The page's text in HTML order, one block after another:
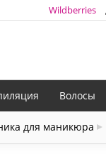
Wildberries
для маникюра
Волосы